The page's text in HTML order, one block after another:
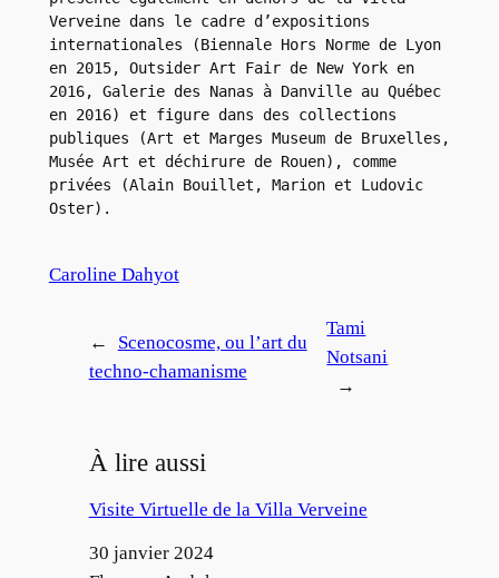
Verveine dans le cadre d’expositions
internationales (Biennale Hors Norme de Lyon
en 2015, Outsider Art Fair de New York en
2016, Galerie des Nanas à Danville au Québec
en 2016) et figure dans des collections
publiques (Art et Marges Museum de Bruxelles,
Musée Art et déchirure de Rouen), comme
privées (Alain Bouillet, Marion et Ludovic
Oster).
Caroline Dahyot
←
Scenocosme, ou l’art du
techno-chamanisme
Tami
Notsani
→
À lire aussi
Visite Virtuelle de la Villa Verveine
Date
30 janvier 2024